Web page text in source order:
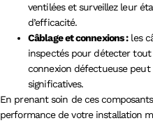
ventilées et surveillez leur
d’efficacité.
Câblage et connexions :les
inspectés pour détecter tout
connexion défectueuse peut
significatives.
En prenant soin de ces
performance de votre installation